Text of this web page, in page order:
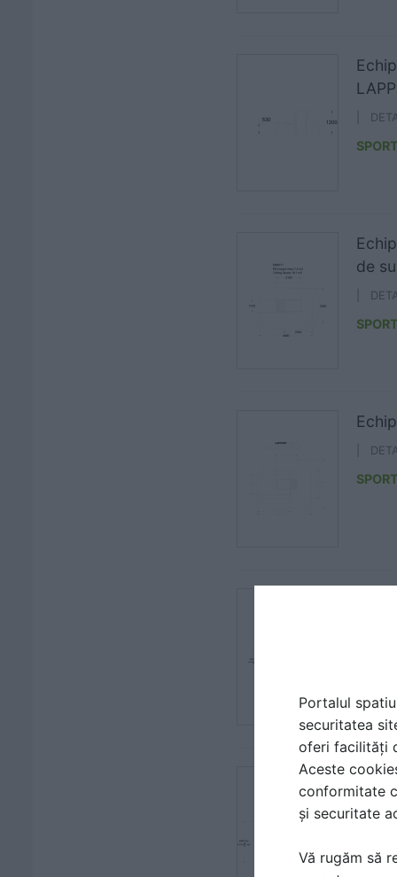
|
de
|
|
ABC
Portalul
securitatea
oferi facilități
Aceste
conformitate
și securitate
Vă rugăm să